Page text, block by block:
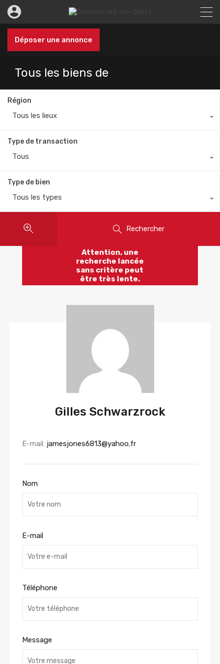
Déposer une annonce
Tous les biens de
Région
Tous les lieux
Type de transaction
Tous
Type de bien
Tous les types
Rechercher
Attention, une
recherche lancée
sans critère peut
être très lente.
Gilles Schwarzrock
E-mail: jamesjones6813@yahoo.fr
Nom
E-mail
Téléphone
Message